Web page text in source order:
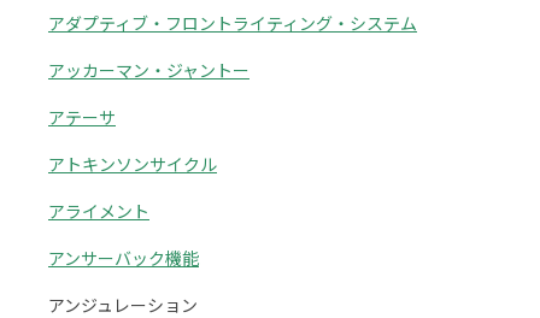
アダプティブ・フロントライティング・システム
アッカーマン・ジャントー
アテーサ
アトキンソンサイクル
アライメント
アンサーバック機能
アンジュレーション